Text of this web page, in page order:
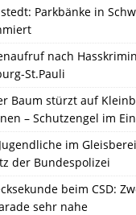
Parkbänke in
nach
St.Pauli
Baum stürzt auf
– Schutzengel im
im
der Bundespolizei
beim CSD:
sehr nahe